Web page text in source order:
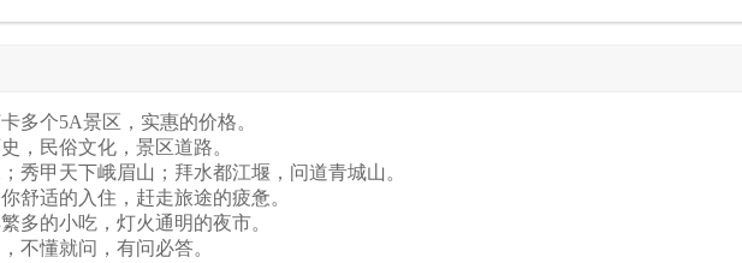
多个5A景区，实惠的价格。
，民俗文化，景区道路。
秀甲天下峨眉山；拜水都江堰，问道青城山。
舒适的入住，赶走旅途的疲惫。
多的小吃，灯火通明的夜市。
不懂就问，有问必答。